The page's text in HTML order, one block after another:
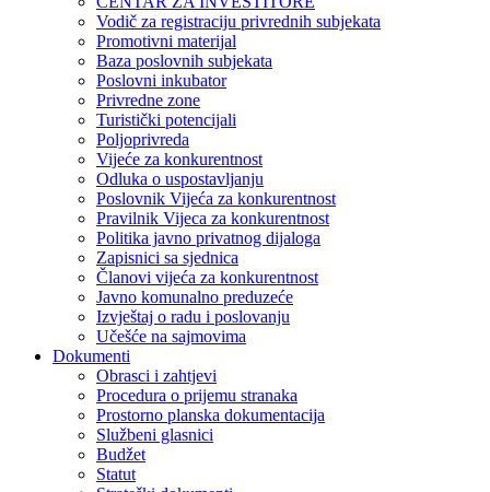
Vodič za registraciju privrednih subjekata
Promotivni materijal
Baza poslovnih subjekata
Poslovni inkubator
Privredne zone
Turistički potencijali
Poljoprivreda
Vijeće za konkurentnost
Odluka o uspostavljanju
Poslovnik Vijeća za konkurentnost
Pravilnik Vijeca za konkurentnost
Politika javno privatnog dijaloga
Zapisnici sa sjednica
Članovi vijeća za konkurentnost
Javno komunalno preduzeće
Izvještaj o radu i poslovanju
Učešće na sajmovima
Dokumenti
Obrasci i zahtjevi
Procedura o prijemu stranaka
Prostorno planska dokumentacija
Službeni glasnici
Budžet
Statut